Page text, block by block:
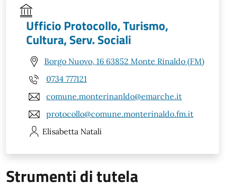
Ufficio Protocollo, Turismo,
Cultura, Serv. Sociali
Borgo Nuovo, 16 63852 Monte Rinaldo (FM)
0734 777121
comune.monterinanldo@emarche.it
protocollo@comune.monterinaldo.fm.it
Elisabetta Natali
Strumenti di tutela